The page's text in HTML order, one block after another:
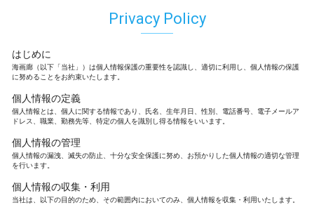
Privacy Policy
はじめに
海画廊（以下「当社」）は個人情報保護の重要性を認識し、適切に利用し、個人情報の保護
に努めることをお約束いたします。
個人情報の定義
個人情報とは、個人に関する情報であり、氏名、生年月日、性別、電話番号、電子メールア
ドレス、職業、勤務先等、特定の個人を識別し得る情報をいいます。
個人情報の管理
個人情報の漏洩、滅失の防止、十分な安全保護に努め、お預かりした個人情報の適切な管理
を行います。
個人情報の収集・利用
当社は、以下の目的のため、その範囲内においてのみ、個人情報を収集・利用いたします。